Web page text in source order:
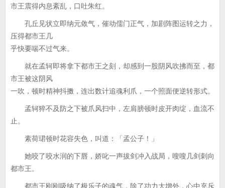
市王震得内息紊乱，口吐朱红。
孔丘见状立即纳元敛气，催动儒门正气，加剧阵图运转之力，
压得都市王几
乎快要喘不过气来。
就在孟轲即将拿下都市王之刻，却感到一股阴风吹拂而至，都
市王被这阴风
一吹，顿时精神抖擞，连出数计追魂利爪，一个照面便逆转形式。
孟轲猝不及防之下被爪风扫中，左肩膀顿时皮开肉绽，血流不
止。
素荷珺顿时花容失色，叫道：「孟公子！」
她咬了咬水润的下唇，娇叱一声拔剑冲入战局，嗖嗖几剑刺向
都市王。
都市王刚刚吸纳了极乐子的魂气，除了功力大增外，心中充斥